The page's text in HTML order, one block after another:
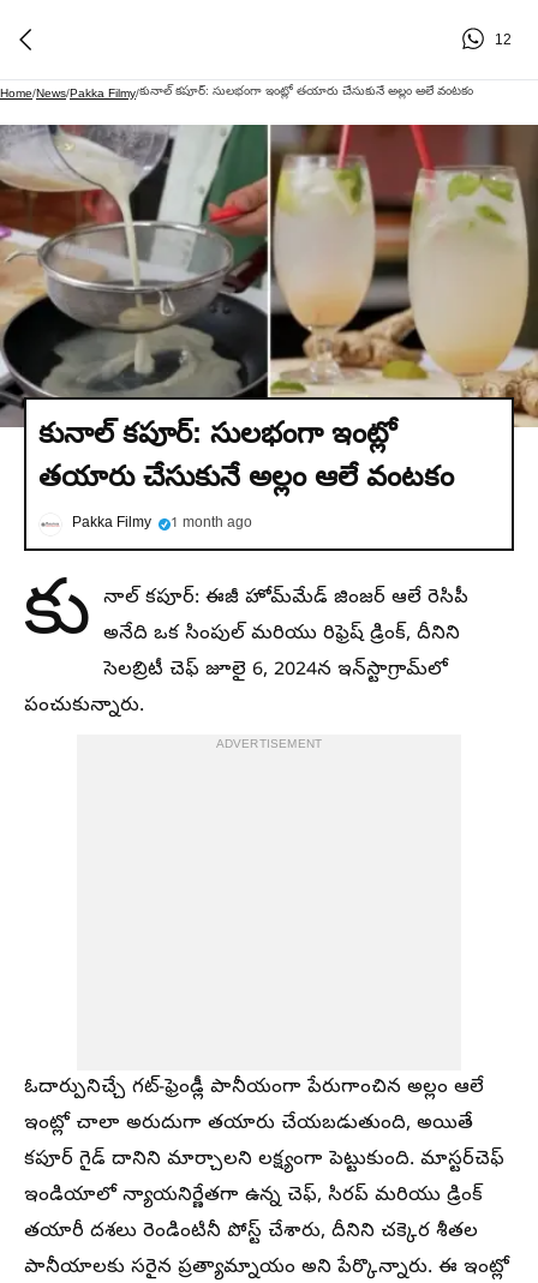
12
Home/News/Pakka Filmy/కునాల్ కపూర్: సులభంగా ఇంట్లో తయారు చేసుకునే అల్లం ఆలే వంటకం
కునాల్ కపూర్: సులభంగా ఇంట్లో
తయారు చేసుకునే అల్లం ఆలే వంటకం
Pakka Filmy 1 month ago
కు నాల్ కపూర్: ఈజీ హోమ్‌మేడ్ జింజర్ ఆలే రెసిపీ
అనేది ఒక సింపుల్ మరియు రిఫ్రెష్ డ్రింక్, దీనిని
సెలబ్రిటీ చెఫ్ జూలై 6, 2024న ఇన్‌స్టాగ్రామ్‌లో
పంచుకున్నారు.
ADVERTISEMENT
ఓదార్పునిచ్చే గట్-ఫ్రెండ్లీ పానీయంగా పేరుగాంచిన అల్లం ఆలే
ఇంట్లో చాలా అరుదుగా తయారు చేయబడుతుంది, అయితే
కపూర్ గైడ్ దానిని మార్చాలని లక్ష్యంగా పెట్టుకుంది. మాస్టర్‌చెఫ్
ఇండియాలో న్యాయనిర్ణేతగా ఉన్న చెఫ్, సిరప్ మరియు డ్రింక్
తయారీ దశలు రెండింటినీ పోస్ట్ చేశారు, దీనిని చక్కెర శీతల
పానీయాలకు సరైన ప్రత్యామ్నాయం అని పేర్కొన్నారు. ఈ ఇంట్లో